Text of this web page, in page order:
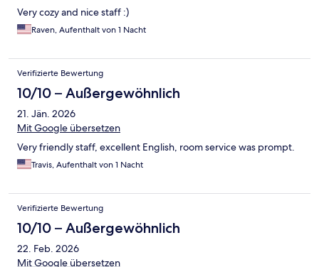
Very cozy and nice staff :)
Raven, Aufenthalt von 1 Nacht
Verifizierte Bewertung
10/10 – Außergewöhnlich
21. Jän. 2026
Mit Google übersetzen
Very friendly staff, excellent English, room service was prompt.
Travis, Aufenthalt von 1 Nacht
Verifizierte Bewertung
10/10 – Außergewöhnlich
22. Feb. 2026
Mit Google übersetzen